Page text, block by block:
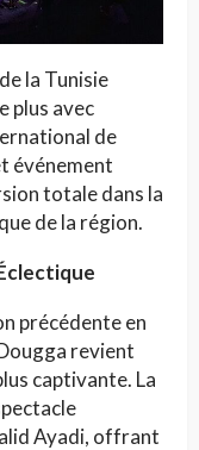
la Tunisie
plus avec
de
événement
totale dans la
de la région.
précédente en
revient
captivante. La
Ayadi, offrant